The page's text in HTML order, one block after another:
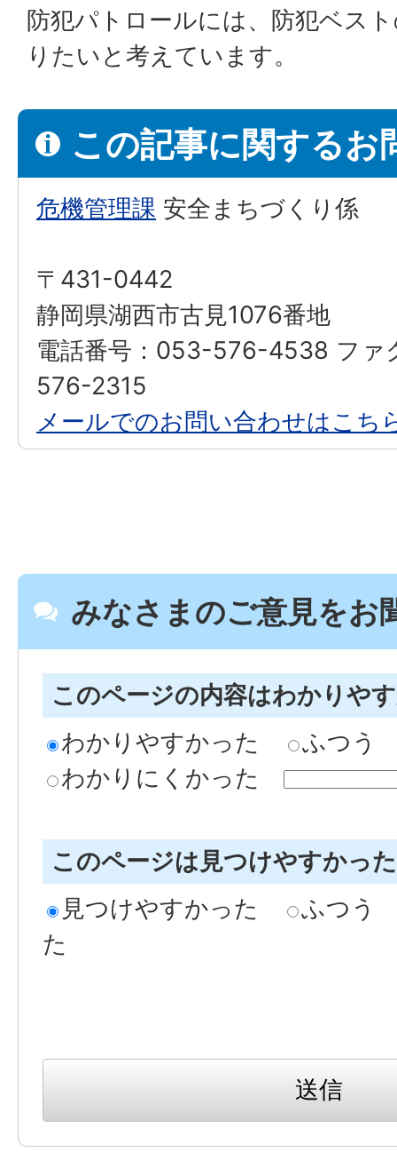
防犯パトロールには、防犯ベス
りたいと考えています。
この記事に関するお
危機管理課 安全まちづくり係
〒431-0442
静岡県湖西市古見1076番地
電話番号：053-576-4538 ファ
576-2315
メールでのお問い合わせはこち
みなさまのご意見をお
このページの内容はわかりや
わかりやすかった
ふつう
わかりにくかった
このページは見つけやすかっ
見つけやすかった
ふつう
た